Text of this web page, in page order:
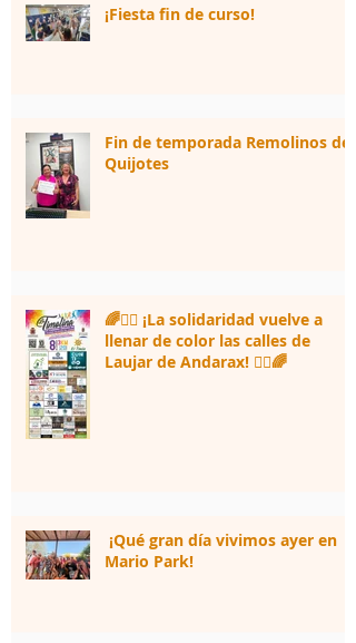
¡Fiesta fin de curso!
Fin de temporada Remolinos de
Quijotes
🌈🏃‍♀️ ¡La solidaridad vuelve a
llenar de color las calles de
Laujar de Andarax! 🏃‍♂️🌈
¡Qué gran día vivimos ayer en
Mario Park!